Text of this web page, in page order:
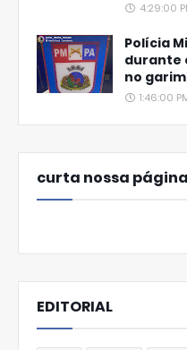
4:29:00
Polícia
durante
no
1:46:00
curta nossa página
EDITORIAL